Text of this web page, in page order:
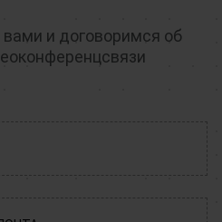
и договоримся об